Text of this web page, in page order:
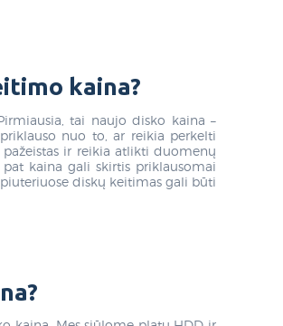
kaina?
tai naujo disko kaina –
nuo to, ar reikia perkelti
ir reikia atlikti duomenų
kaina gali skirtis priklausomai
diskų keitimas gali būti